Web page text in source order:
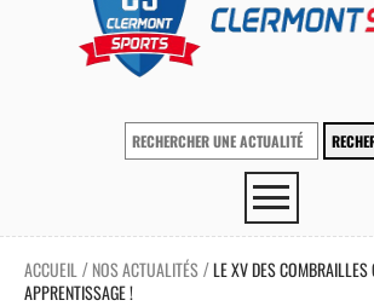
ACCUEIL / NOS ACTUALITÉS /LE XV DES COMBRAILLES
APPRENTISSAGE !